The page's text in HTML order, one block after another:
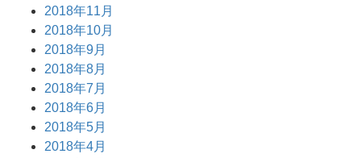
2018年11月
2018年10月
2018年9月
2018年8月
2018年7月
2018年6月
2018年5月
2018年4月